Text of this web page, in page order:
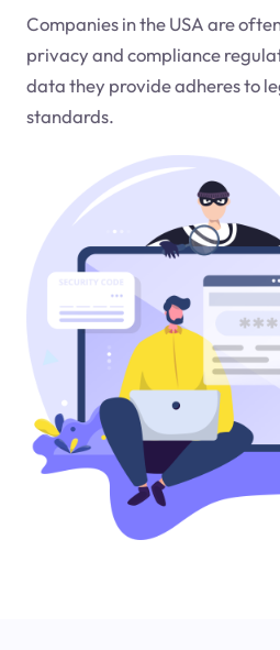
Companies in the USA are
privacy and compliance
data they provide adheres to
standards.